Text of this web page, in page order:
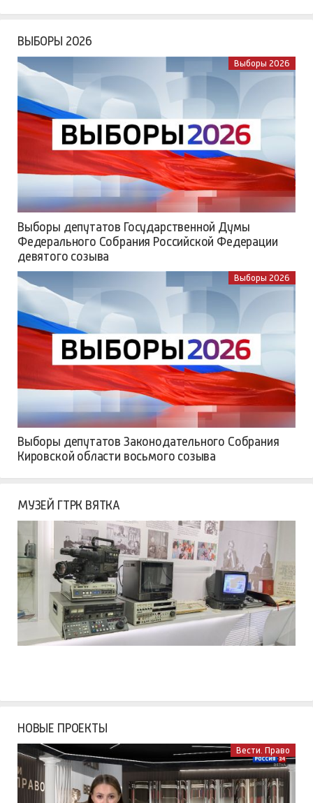
ВЫБОРЫ 2026
Выборы 2026
Выборы депутатов Государственной Думы
Федерального Собрания Российской Федерации
девятого созыва
Выборы 2026
Выборы депутатов Законодательного Собрания
Кировской области восьмого созыва
МУЗЕЙ ГТРК ВЯТКА
НОВЫЕ ПРОЕКТЫ
Вести. Право